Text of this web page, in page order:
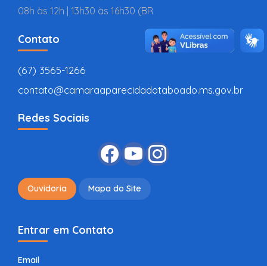
08h às 12h | 13h30 às 16h30 (BR
Contato
(67) 3565-1266
contato@camaraaparecidadotaboado.ms.gov.br
Redes Sociais
Ouvidoria Mapa do Site
Entrar em Contato
Email